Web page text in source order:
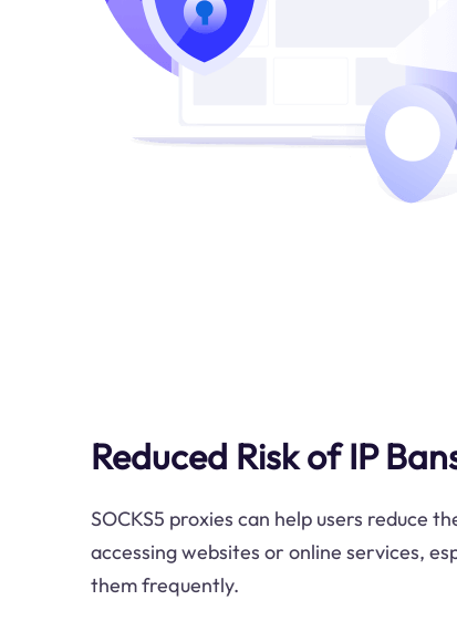
Reduced Risk of IP
SOCKS5 proxies can help users reduce
accessing websites or online services,
them frequently.